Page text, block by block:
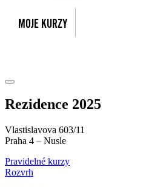
Rezidence 2025
Vlastislavova 603/11
Praha 4 – Nusle
Pravidelné kurzy
Rozvrh